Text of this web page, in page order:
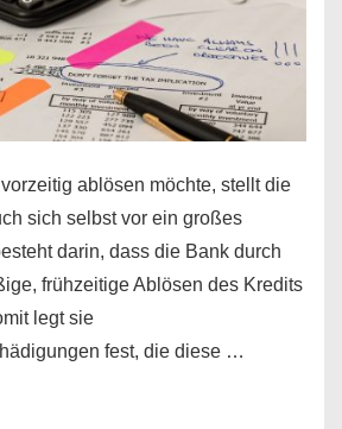
ablösen möchte, stellt die
sich selbst vor ein großes
darin, dass die Bank durch
frühzeitige Ablösen des Kredits
legt sie
fest, die diese …